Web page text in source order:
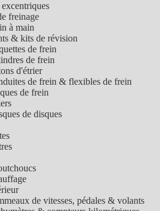
freinage
à main
& kits de révision
de frein
de frein
d'étrier
de frein & flexibles de frein
de frein
de disques
de vitesses, pédales & volants